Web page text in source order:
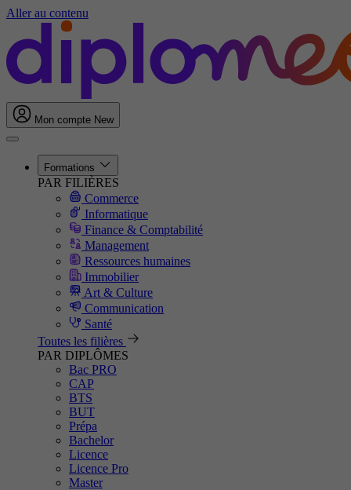
Aller au contenu
Mon compte New
Formations
PAR FILIÈRES
Commerce
Informatique
Finance & Comptabilité
Management
Ressources humaines
Immobilier
Art & Culture
Communication
Santé
Toutes les filières
PAR DIPLÔMES
Bac PRO
CAP
BTS
BUT
Prépa
Bachelor
Licence
Licence Pro
Master